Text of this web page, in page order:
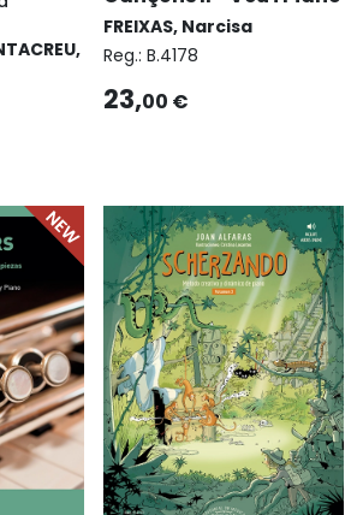
FREIXAS, Narcisa
Reg.: B.4178
23,00 €